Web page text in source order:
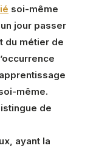
soi-même
jour passer
du métier de
même.
de
ayant la